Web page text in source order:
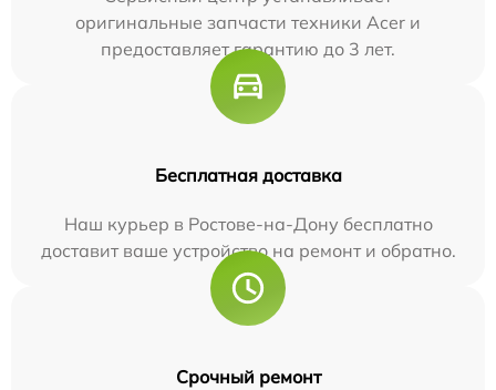
оригинальные запчасти техники Acer и
предоставляет гарантию до 3 лет.
Бесплатная доставка
Наш курьер в Ростове-на-Дону бесплатно
доставит ваше устройство на ремонт и обратно.
Срочный ремонт